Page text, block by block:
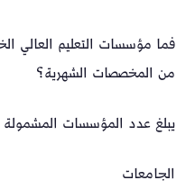
فما مؤسسات التعليم العالي
من المخصصات الشهرية؟
يبلغ عدد المؤسسات المشمولة بالقرار 27
الجامعات